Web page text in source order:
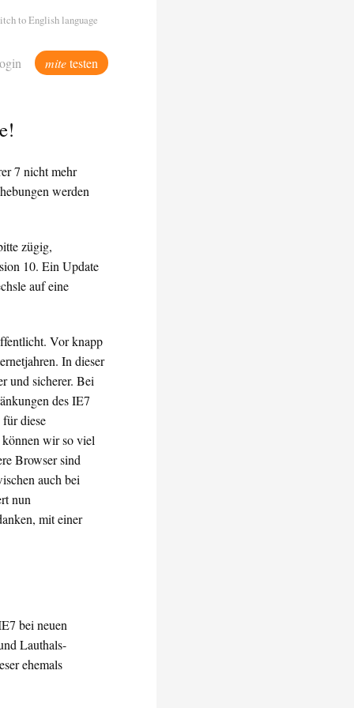
mitetesten
to English language
7 nicht mehr
werden
zügig,
10. Ein Update
auf eine
Vor knapp
In dieser
und sicherer. Bei
des IE7
diese
wir so viel
Browser sind
auch bei
nun
mit einer
bei neuen
Lauthals-
ehemals